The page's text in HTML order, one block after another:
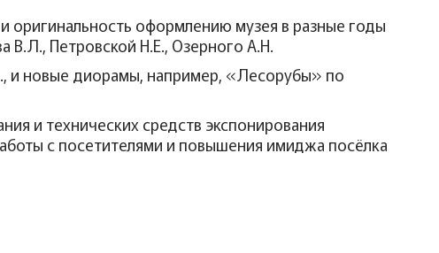
оригинальность оформлению музея в разные годы
В.Л., Петровской Н.Е., Озерного А.Н.
и новые диорамы, например, «Лесорубы» по
и технических средств экспонирования
с посетителями и повышения имиджа посёлка